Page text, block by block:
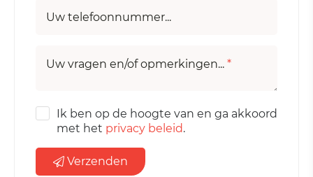
Uw telefoonnummer...
Uw vragen en/of opmerkingen... *
Ik ben op de hoogte van en ga akkoord
met het privacy beleid.
Verzenden